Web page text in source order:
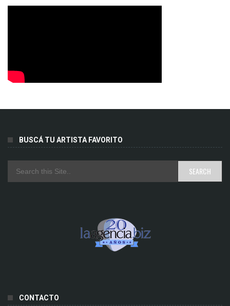
BUSCÁ TU ARTISTA FAVORITO
CONTACTO